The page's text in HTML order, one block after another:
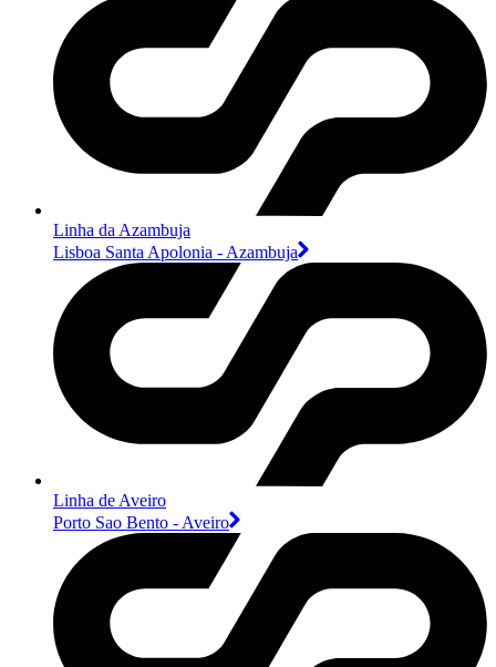
Linha da Azambuja
Lisboa Santa Apolonia - Azambuja
Linha de Aveiro
Porto Sao Bento - Aveiro